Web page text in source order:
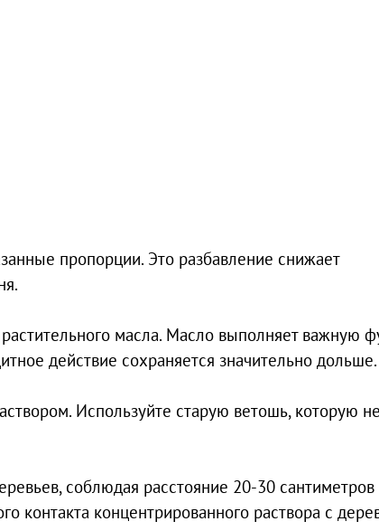
пропорции. Это разбавление снижает
масла. Масло выполняет важную
действие сохраняется значительно дольше.
Используйте старую ветошь, которую
соблюдая расстояние 20-30 сантиметров
контакта концентрированного раствора с